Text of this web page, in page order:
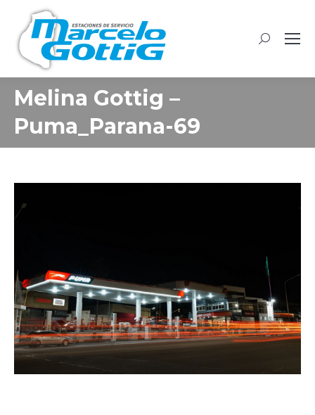
Buscar:
Melina Gottig –
Puma_Parana-69